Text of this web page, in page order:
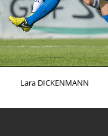
Lara DICKENMANN